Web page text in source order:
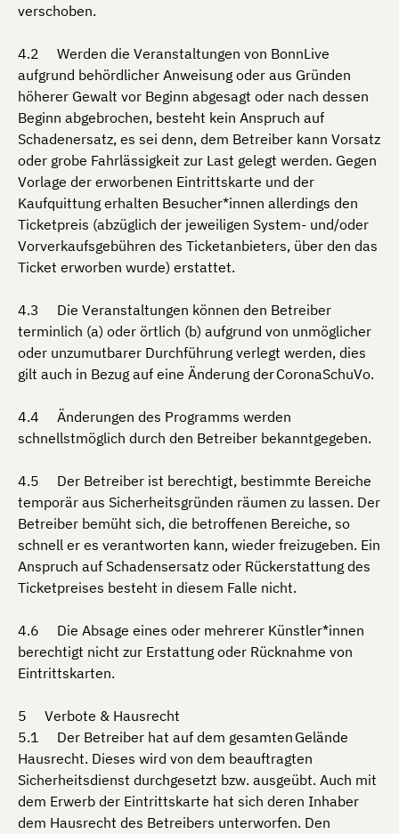
verschoben.
Werden die Veranstaltungen von BonnLive
aufgrund behördlicher Anweisung oder aus Gründen
höherer Gewalt vor Beginn abgesagt oder nach dessen
Beginn abgebrochen, besteht kein Anspruch auf
Schadenersatz, es sei denn, dem Betreiber kann Vorsatz
oder grobe Fahrlässigkeit zur Last gelegt werden. Gegen
Vorlage der erworbenen Eintrittskarte und der
Kaufquittung erhalten Besucher*innen allerdings den
Ticketpreis (abzüglich der jeweiligen System- und/oder
Vorverkaufsgebühren des Ticketanbieters, über den das
Ticket erworben wurde) erstattet.
Die Veranstaltungen können den Betreiber
terminlich (a) oder örtlich (b) aufgrund von unmöglicher
oder unzumutbarer Durchführung verlegt werden, dies
gilt auch in Bezug auf eine Änderung der CoronaSchuVo.
Änderungen des Programms werden
schnellstmöglich durch den Betreiber bekanntgegeben.
Der Betreiber ist berechtigt, bestimmte Bereiche
temporär aus Sicherheitsgründen räumen zu lassen. Der
Betreiber bemüht sich, die betroffenen Bereiche, so
schnell er es verantworten kann, wieder freizugeben. Ein
Anspruch auf Schadensersatz oder Rückerstattung des
Ticketpreises besteht in diesem Falle nicht.
Die Absage eines oder mehrerer Künstler*innen
berechtigt nicht zur Erstattung oder Rücknahme von
Eintrittskarten.
Verbote & Hausrecht
Der Betreiber hat auf dem gesamten Gelände
Hausrecht. Dieses wird von dem beauftragten
Sicherheitsdienst durchgesetzt bzw. ausgeübt. Auch mit
dem Erwerb der Eintrittskarte hat sich deren Inhaber
dem Hausrecht des Betreibers unterworfen. Den